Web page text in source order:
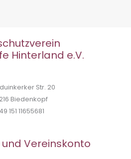
Hinterland e.V.
Str. 20
Biedenkopf
151 11655681
Vereinskonto